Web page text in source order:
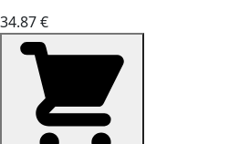
34.87 €